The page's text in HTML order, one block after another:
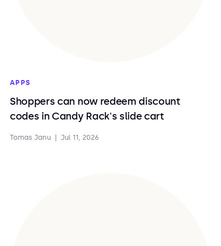
APPS
Shoppers can now redeem discount
codes in Candy Rack's slide cart
Tomas Janu Jul 11, 2026